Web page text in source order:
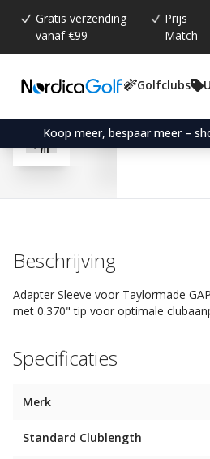
Gratis verzending
vanaf €99
Prijs
Match
Golfclubs
Koop meer, bespaar meer –
Beschrijving
Adapter Sleeve voor Taylormade
met 0.370" tip voor optimale
Specificaties
Merk
Standard Clublength